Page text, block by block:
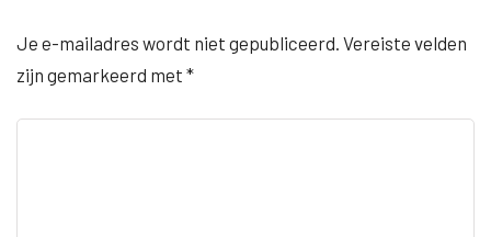
Je e-mailadres wordt niet gepubliceerd. Vereiste velden
zijn gemarkeerd met *